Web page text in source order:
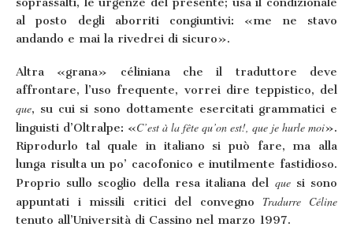
al posto degli aborriti congiuntivi: «me ne stavo
andando e mai la rivedrei di sicuro».
Altra «grana» céliniana che il traduttore deve
affrontare, l’uso frequente, vorrei dire teppistico, del
que, su cui si sono dottamente esercitati grammatici e
linguisti d’Oltralpe: «C’est à la fête qu’on est!, que je hurle moi».
Riprodurlo tal quale in italiano si può fare, ma alla
lunga risulta un po’ cacofonico e inutilmente fastidioso.
Proprio sullo scoglio della resa italiana del quesi sono
appuntati i missili critici del convegno Tradurre Céline
tenuto all’Università di Cassino nel marzo 1997.